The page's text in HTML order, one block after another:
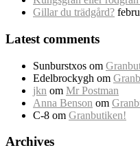
Gillar du trädgård?
Latest comments
Sunburstxos om
Edelbrockygh om
jkn om Mr Postman
Anna Benson om
C-8 om Granbutiken!
Archives